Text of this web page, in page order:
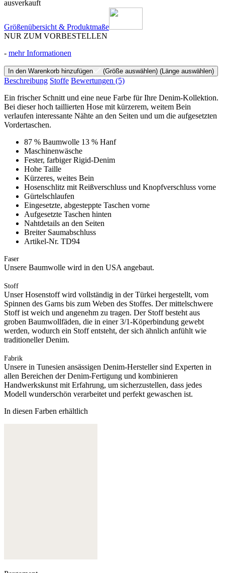
ausverkauft
Größenübersicht & Produktmaße
NUR ZUM VORBESTELLEN
- mehr Informationen
In den Warenkorb hinzufügen (Größe auswählen) (Länge auswählen)
Beschreibung Stoffe Bewertungen (5)
Ein frischer Schnitt und eine neue Farbe für Ihre Denim-Kollektion.
Bei dieser hoch taillierten Hose mit kürzerem, weitem Bein
verlaufen interessante Nähte an den Seiten und um die aufgesetzten
Vordertaschen.
87 % Baumwolle 13 % Hanf
Maschinenwäsche
Fester, farbiger Rigid-Denim
Hohe Taille
Kürzeres, weites Bein
Hosenschlitz mit Reißverschluss und Knopfverschluss vorne
Gürtelschlaufen
Eingesetzte, abgesteppte Taschen vorne
Aufgesetzte Taschen hinten
Nahtdetails an den Seiten
Breiter Saumabschluss
Artikel-Nr. TD94
Faser
Unsere Baumwolle wird in den USA angebaut.
Stoff
Unser Hosenstoff wird vollständig in der Türkei hergestellt, vom
Spinnen des Garns bis zum Weben des Stoffes. Der mittelschwere
Stoff ist weich und angenehm zu tragen. Der Stoff besteht aus
groben Baumwollfäden, die in einer 3/1-Köperbindung gewebt
werden, wodurch ein Stoff entsteht, der sich ähnlich anfühlt wie
traditioneller Denim.
Fabrik
Unsere in Tunesien ansässigen Denim-Hersteller sind Experten in
allen Bereichen der Denim-Fertigung und kombinieren
Handwerkskunst mit Erfahrung, um sicherzustellen, dass jedes
Modell wunderschön verarbeitet und perfekt gewaschen ist.
In diesen Farben erhältlich